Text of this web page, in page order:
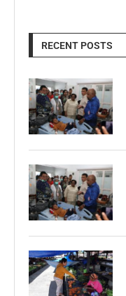
RECENT POSTS